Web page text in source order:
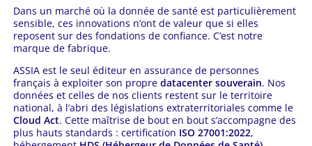
Dans un marché où la donnée de santé est particulièrement
sensible, ces innovations n’ont de valeur que si elles
reposent sur des fondations de confiance. C’est notre
marque de fabrique.
ASSIA est le seul éditeur en assurance de personnes
français à exploiter son propre datacenter souverain. Nos
données et celles de nos clients restent sur le territoire
national, à l’abri des législations extraterritoriales comme le
Cloud Act. Cette maîtrise de bout en bout s’accompagne des
plus hauts standards : certification ISO 27001:2022,